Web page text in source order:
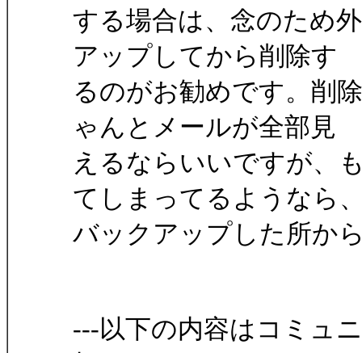
する場合は、念のため
アップしてから削除す
るのがお勧めです。削
ゃんとメールが全部見
えるならいいですが、
てしまってるようなら
バックアップした所か
---以下の内容はコミュ